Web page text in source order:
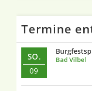
Termine
SO.
09
Bad Vilbel